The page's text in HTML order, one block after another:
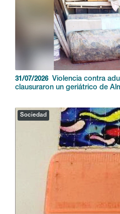
31/07/2026
Violencia contra
clausuraron un geriátrico de
Sociedad